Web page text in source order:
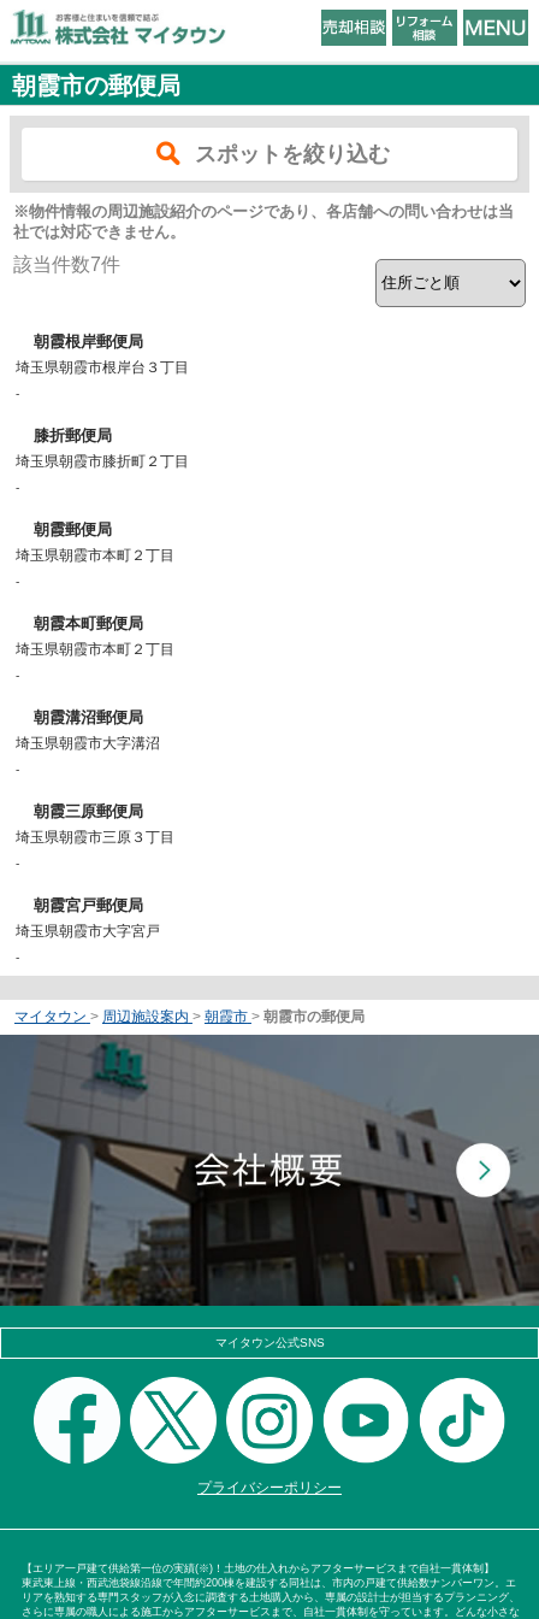
朝霞市の郵便局
スポットを絞り込む
※物件情報の周辺施設紹介のページであり、各店舗への問い合わせは当
社では対応できません。
該当件数7件
朝霞根岸郵便局
埼玉県朝霞市根岸台３丁目
-
膝折郵便局
埼玉県朝霞市膝折町２丁目
-
朝霞郵便局
埼玉県朝霞市本町２丁目
-
朝霞本町郵便局
埼玉県朝霞市本町２丁目
-
朝霞溝沼郵便局
埼玉県朝霞市大字溝沼
-
朝霞三原郵便局
埼玉県朝霞市三原３丁目
-
朝霞宮戸郵便局
埼玉県朝霞市大字宮戸
-
マイタウン > 周辺施設案内 > 朝霞市 > 朝霞市の郵便局
マイタウン公式SNS
プライバシーポリシー
【エリア一戸建て供給第一位の実績(※)！土地の仕入れからアフターサービスまで自社一貫体制】
東武東上線・西武池袋線沿線で年間約200棟を建設する同社は、市内の戸建て供給数ナンバーワン。エ
リアを熟知する専門スタッフが入念に調査する土地購入から、専属の設計士が担当するプランニング、
さらに専属の職人による施工からアフターサービスまで、自社一貫体制を守っています。どんな小さな